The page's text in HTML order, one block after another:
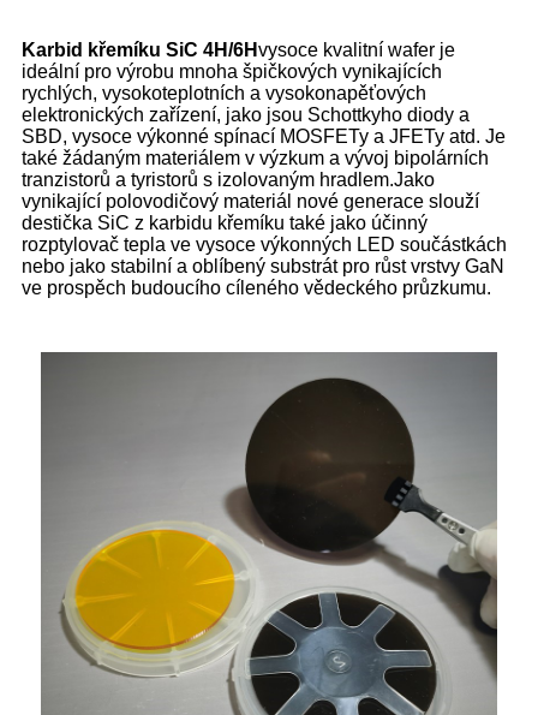
Karbid křemíku SiC 4H/6Hvysoce kvalitní wafer je
ideální pro výrobu mnoha špičkových vynikajících
rychlých, vysokoteplotních a vysokonapěťových
elektronických zařízení, jako jsou Schottkyho diody a
SBD, vysoce výkonné spínací MOSFETy a JFETy atd. Je
také žádaným materiálem v výzkum a vývoj bipolárních
tranzistorů a tyristorů s izolovaným hradlem.Jako
vynikající polovodičový materiál nové generace slouží
destička SiC z karbidu křemíku také jako účinný
rozptylovač tepla ve vysoce výkonných LED součástkách
nebo jako stabilní a oblíbený substrát pro růst vrstvy GaN
ve prospěch budoucího cíleného vědeckého průzkumu.